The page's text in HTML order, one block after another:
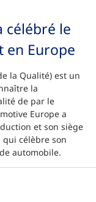
célébré le
en Europe
la Qualité) est un
la
de par le
Europe a
et son siège
qui célèbre son
automobile.